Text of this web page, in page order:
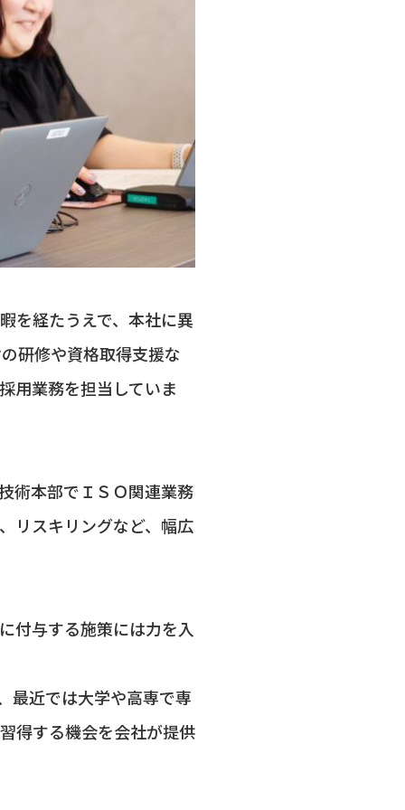
を経たうえで、本社に異
研修や資格取得支援な
用業務を担当していま
術本部でＩＳＯ関連業務
リスキリングなど、幅広
付与する施策には力を入
最近では大学や高専で専
得する機会を会社が提供